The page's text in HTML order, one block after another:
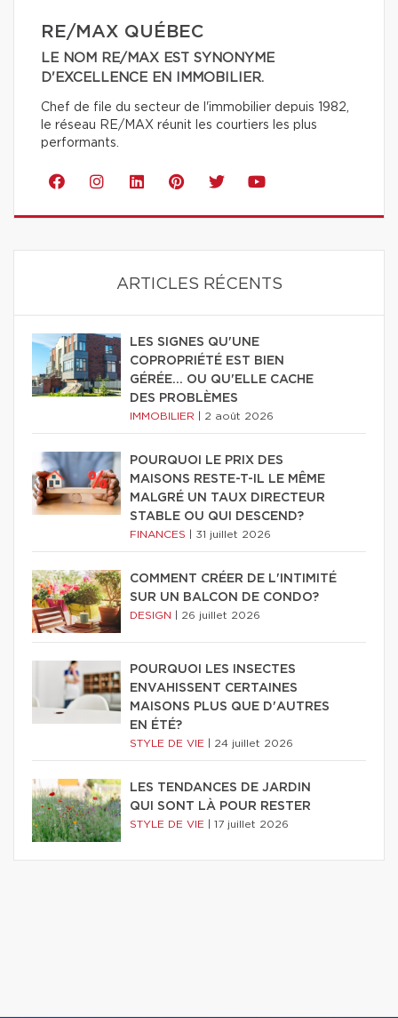
RE/MAX QUÉBEC
LE NOM RE/MAX EST SYNONYME
D'EXCELLENCE EN IMMOBILIER.
Chef de file du secteur de l'immobilier depuis 1982,
le réseau RE/MAX réunit les courtiers les plus
performants.
ARTICLES RÉCENTS
LES SIGNES QU'UNE
COPROPRIÉTÉ EST BIEN
GÉRÉE… OU QU'ELLE CACHE
DES PROBLÈMES
IMMOBILIER 2 août 2026
POURQUOI LE PRIX DES
MAISONS RESTE-T-IL LE MÊME
MALGRÉ UN TAUX DIRECTEUR
STABLE OU QUI DESCEND?
FINANCES 31 juillet 2026
COMMENT CRÉER DE L'INTIMITÉ
SUR UN BALCON DE CONDO?
DESIGN 26 juillet 2026
POURQUOI LES INSECTES
ENVAHISSENT CERTAINES
MAISONS PLUS QUE D'AUTRES
EN ÉTÉ?
STYLE DE VIE 24 juillet 2026
LES TENDANCES DE JARDIN
QUI SONT LÀ POUR RESTER
STYLE DE VIE 17 juillet 2026